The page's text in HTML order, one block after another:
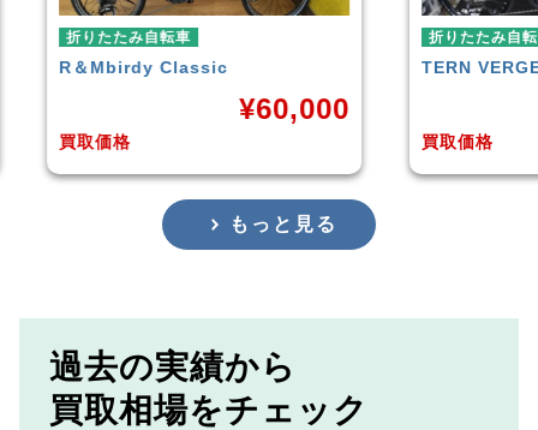
折りたたみ自転車
TERNVERGE N8
買取価格
¥38,500
折りたた
買取価格
もっと見る
過去の実績から
買取相場をチェック